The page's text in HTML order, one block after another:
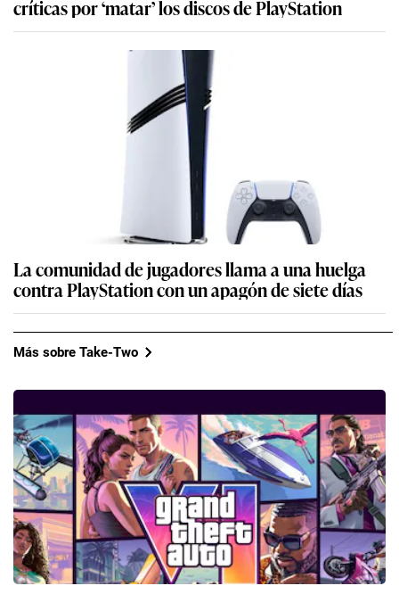
críticas por ‘matar’ los discos de PlayStation
La comunidad de jugadores llama a una huelga
contra PlayStation con un apagón de siete días
Más sobre Take-Two